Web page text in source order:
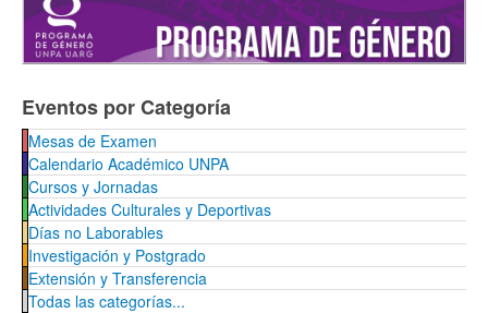
Eventos por Categoría
Mesas de Examen
Calendario Académico UNPA
Cursos y Jornadas
Actividades Culturales y Deportivas
Días no Laborables
Investigación y Postgrado
Extensión y Transferencia
Todas las categorías...